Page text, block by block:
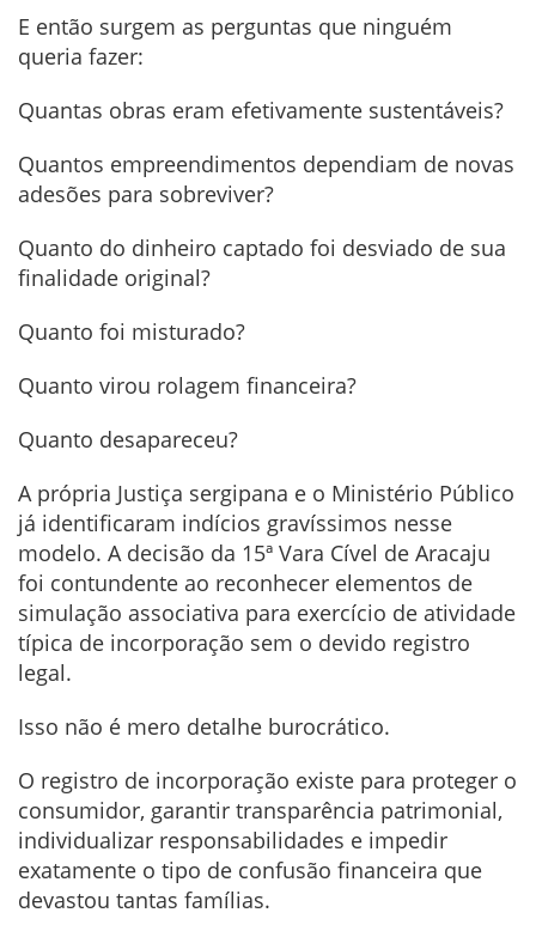
E então surgem as perguntas que ninguém
queria fazer:
Quantas obras eram efetivamente sustentáveis?
Quantos empreendimentos dependiam de novas
adesões para sobreviver?
Quanto do dinheiro captado foi desviado de sua
finalidade original?
Quanto foi misturado?
Quanto virou rolagem financeira?
Quanto desapareceu?
A própria Justiça sergipana e o Ministério Público
já identificaram indícios gravíssimos nesse
modelo. A decisão da 15ª Vara Cível de Aracaju
foi contundente ao reconhecer elementos de
simulação associativa para exercício de atividade
típica de incorporação sem o devido registro
legal.
Isso não é mero detalhe burocrático.
O registro de incorporação existe para proteger o
consumidor, garantir transparência patrimonial,
individualizar responsabilidades e impedir
exatamente o tipo de confusão financeira que
devastou tantas famílias.